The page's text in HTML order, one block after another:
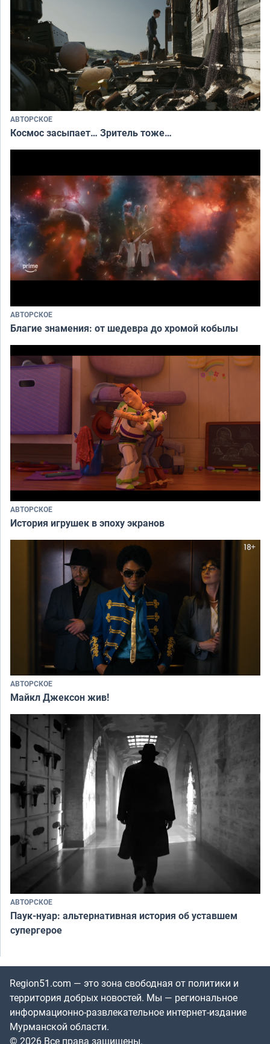
АВТОРСКОЕ
Космос засыпает… Зритель тоже…
АВТОРСКОЕ
Благие знамения: от шедевра до хромой кобылы
АВТОРСКОЕ
История игрушек в эпоху экранов
АВТОРСКОЕ
Майкл Джексон жив!
АВТОРСКОЕ
Паук-нуар: альтернативная история об уставшем
супергерое
Region51.com — это зона свободная от политики и
территория добрых новостей. Мы — региональное
информационно-развлекательное интернет-издание
Мурманской области.
© 2026 Все права защищены.